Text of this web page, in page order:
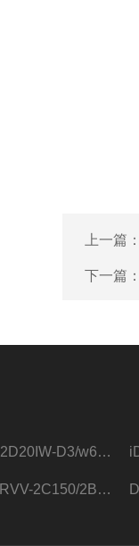
上一篇
下一篇
DS-2PT2D20IW-D3/w64路高清硬盘录像机
DS-1LPRVV-2C150/2B监控室外夜视高清电源线护套线200米/卷